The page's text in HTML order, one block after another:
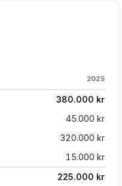
2025
380.000 kr
45.000 kr
320.000 kr
15.000 kr
225.000 kr